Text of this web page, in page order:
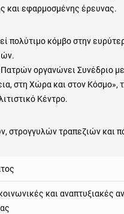
και εφαρμοσμένης έρευνας.
πολύτιμο κόμβο στην
οργανώνει Συνέδριο
στη Χώρα και στον Κόσμο»,
Κέντρο.
στρογγυλών τραπεζιών και
και